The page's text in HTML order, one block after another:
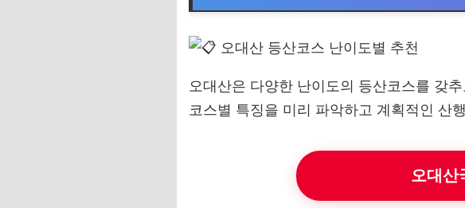
오대산은 다양한 난이도의 등산코스를 갖
코스별 특징을 미리 파악하고 계획적인 산
오대산